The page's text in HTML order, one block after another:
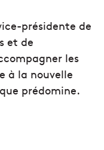
présidente de
et de
les
à la nouvelle
prédomine.